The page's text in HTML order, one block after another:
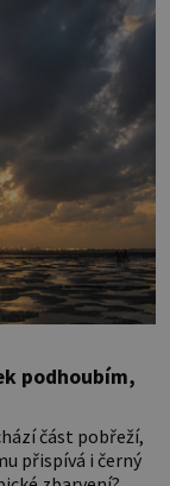
podhoubím,
část pobřeží,
přispívá i černý